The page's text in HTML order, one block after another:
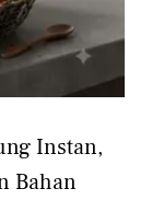
Instan,
Bahan